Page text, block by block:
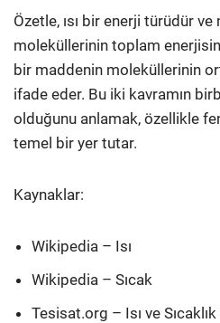
Özetle, ısı bir enerji türüdür
moleküllerinin toplam
bir maddenin moleküllerinin
ifade eder. Bu iki kavramın
olduğunu anlamak, özellikle
temel bir yer tutar.
Kaynaklar:
Wikipedia – Isı
Wikipedia – Sıcak
Tesisat.org – Isı ve